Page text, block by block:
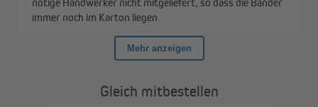
Gleich mitbestellen